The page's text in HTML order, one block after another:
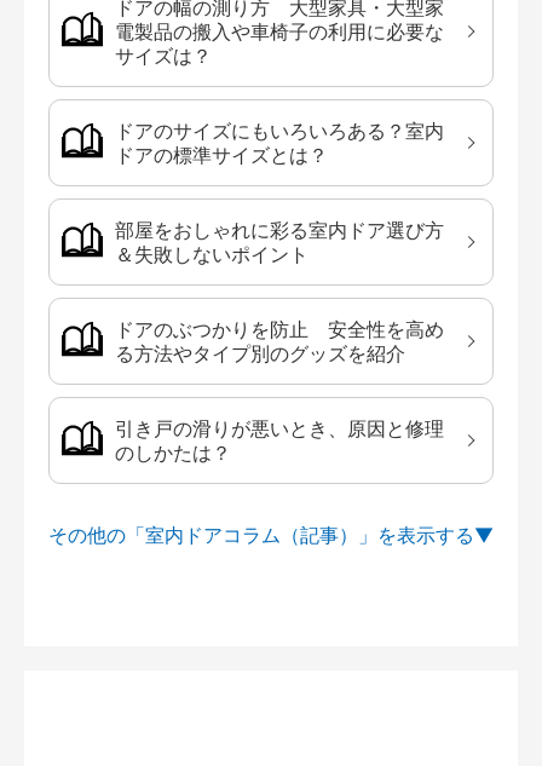
ドアの幅の測り方 大型家具・大型家
電製品の搬入や車椅子の利用に必要な
サイズは？
ドアのサイズにもいろいろある？室内
ドアの標準サイズとは？
部屋をおしゃれに彩る室内ドア選び方
＆失敗しないポイント
ドアのぶつかりを防止 安全性を高め
る方法やタイプ別のグッズを紹介
引き戸の滑りが悪いとき、原因と修理
のしかたは？
その他の「室内ドアコラム（記事）」を